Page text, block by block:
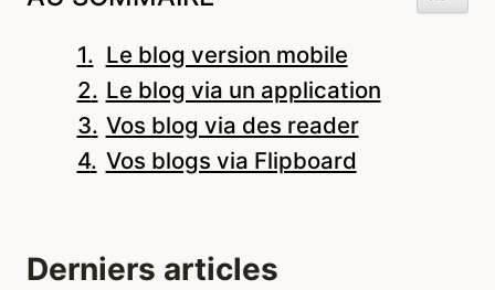
Le blog version mobile
Le blog via un application
Vos blog via des reader
Vos blogs via Flipboard
Derniers articles